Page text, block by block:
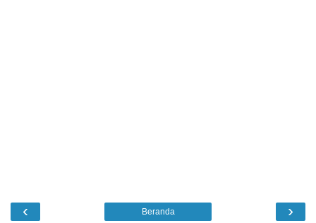
‹ ›
Beranda